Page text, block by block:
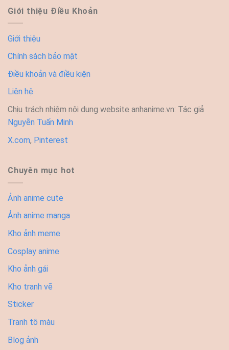
Giới thiệu Điều Khoản
Giới thiệu
Chính sách bảo mật
Điều khoản và điều kiện
Liên hệ
Chịu trách nhiệm nội dung website anhanime.vn: Tác giả
Nguyễn Tuấn Minh
X.com, Pinterest
Chuyên mục hot
Ảnh anime cute
Ảnh anime manga
Kho ảnh meme
Cosplay anime
Kho ảnh gái
Kho tranh vẽ
Sticker
Tranh tô màu
Blog ảnh